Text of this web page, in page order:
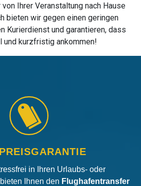
Ihrer Veranstaltung nach Hause
bieten wir gegen einen geringen
Kurierdienst und garantieren, dass
und kurzfristig ankommen!
in Ihren Urlaubs- oder
Ihnen den Flughafentransfer